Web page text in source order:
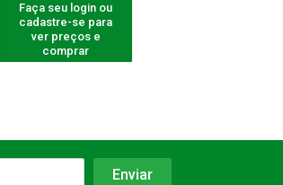
Faça seu login ou
cadastre-se para
ver preços e
comprar